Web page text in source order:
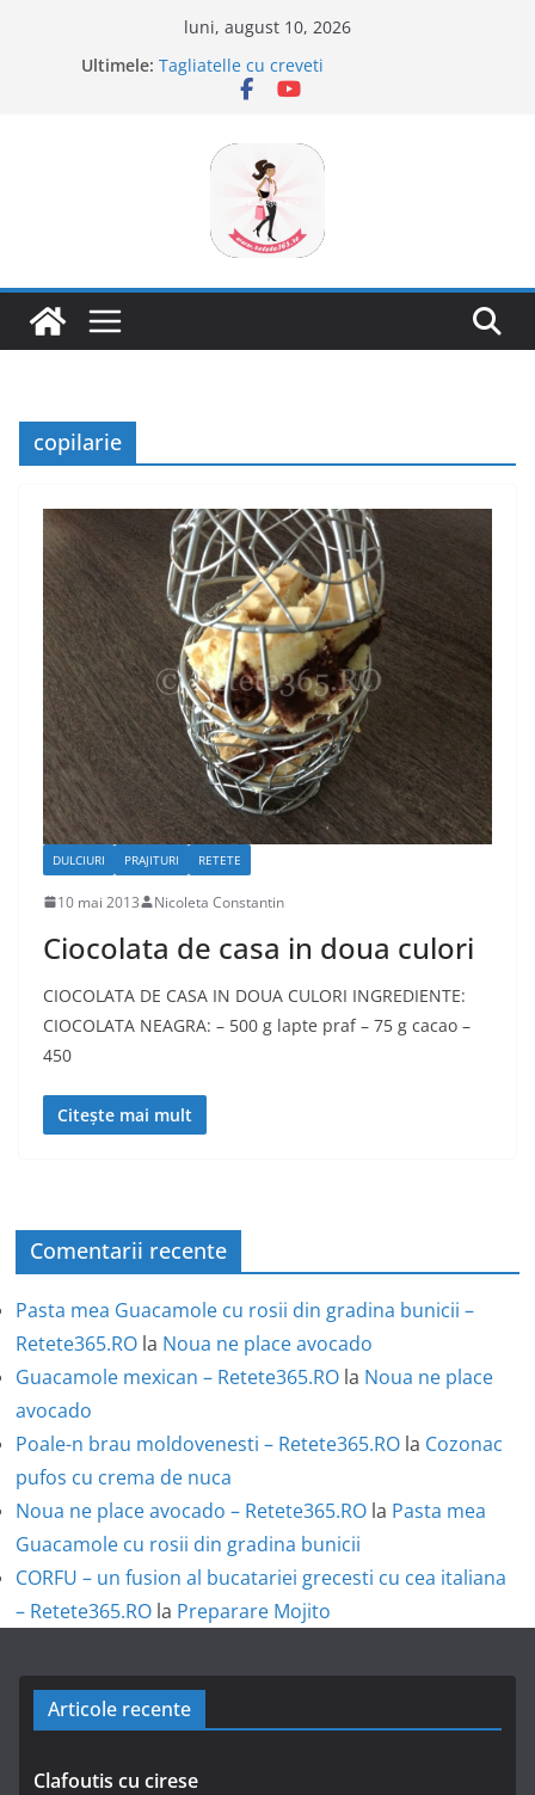
luni, august 10, 2026
Ultimele: Tagliatelle cu creveti
Clafoutis cu cirese
Savarine
copilarie
DULCIURI PRAJITURI RETETE
10 mai 2013 Nicoleta Constantin
Ciocolata de casa in doua culori
CIOCOLATA DE CASA IN DOUA CULORI INGREDIENTE:
CIOCOLATA NEAGRA: – 500 g lapte praf – 75 g cacao –
450
Citește mai mult
Comentarii recente
Pasta mea Guacamole cu rosii din gradina bunicii –
Retete365.RO la Noua ne place avocado
Guacamole mexican – Retete365.RO la Noua ne place
avocado
Poale-n brau moldovenesti – Retete365.RO la Cozonac
pufos cu crema de nuca
Noua ne place avocado – Retete365.RO la Pasta mea
Guacamole cu rosii din gradina bunicii
CORFU – un fusion al bucatariei grecesti cu cea italiana
– Retete365.RO la Preparare Mojito
Articole recente
Clafoutis cu cirese